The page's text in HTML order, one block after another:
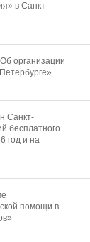
в Санкт-
организации
Санкт-
бесплатного
год и на
помощи в